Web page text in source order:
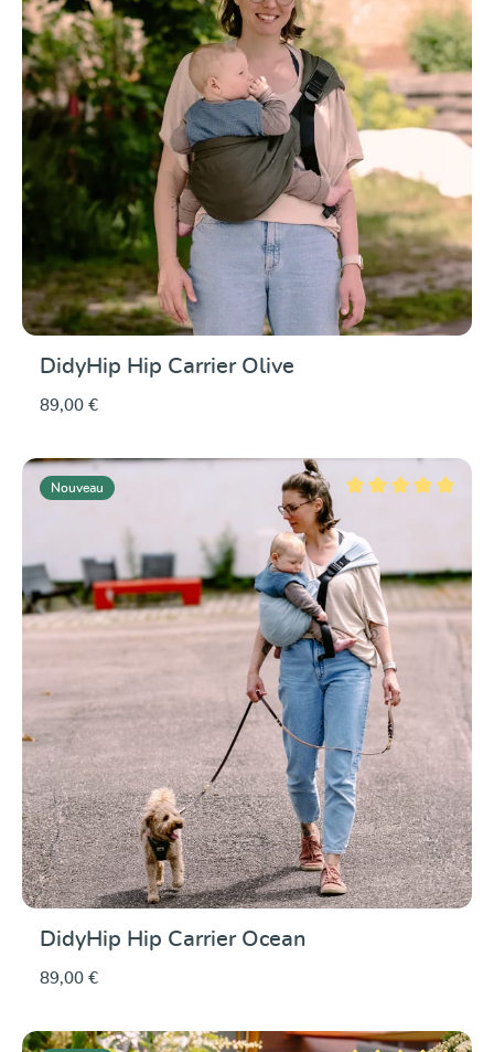
DidyHip Hip Carrier Olive
89,00 €
Nouveau
DidyHip Hip Carrier Ocean
89,00 €